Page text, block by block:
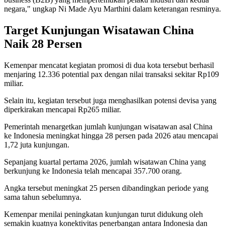
negara," ungkap Ni Made Ayu Marthini dalam keterangan resminya.
Target Kunjungan Wisatawan China
Naik 28 Persen
Kemenpar mencatat kegiatan promosi di dua kota tersebut berhasil
menjaring 12.336 potential pax dengan nilai transaksi sekitar Rp109
miliar.
Selain itu, kegiatan tersebut juga menghasilkan potensi devisa yang
diperkirakan mencapai Rp265 miliar.
Pemerintah menargetkan jumlah kunjungan wisatawan asal China
ke Indonesia meningkat hingga 28 persen pada 2026 atau mencapai
1,72 juta kunjungan.
Sepanjang kuartal pertama 2026, jumlah wisatawan China yang
berkunjung ke Indonesia telah mencapai 357.700 orang.
Angka tersebut meningkat 25 persen dibandingkan periode yang
sama tahun sebelumnya.
Kemenpar menilai peningkatan kunjungan turut didukung oleh
semakin kuatnya konektivitas penerbangan antara Indonesia dan